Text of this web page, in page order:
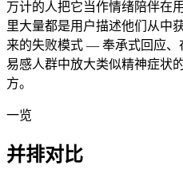
万计的人把它当作情绪陪伴在
里大量都是用户描述他们从中
来的失败模式 — 奉承式回应、
易感人群中放大类似精神症状
方。
一览
并排对比